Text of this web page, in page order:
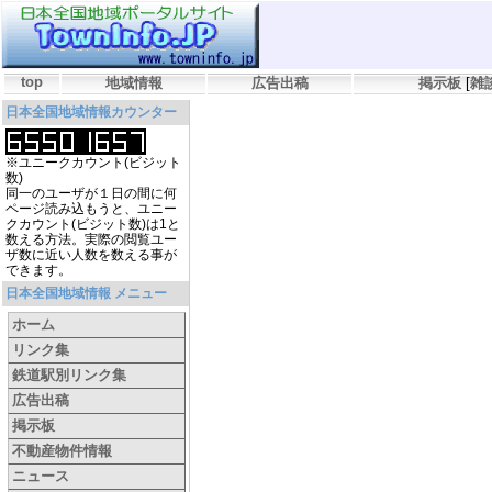
top 地域情報 広告出稿 掲示板 [雑
日本全国地域情報カウンター
※ユニークカウント(ビジット
数)
同一のユーザが１日の間に何
ページ読み込もうと、ユニー
クカウント(ビジット数)は1と
数える方法。実際の閲覧ユー
ザ数に近い人数を数える事が
できます。
日本全国地域情報 メニュー
ホーム
リンク集
鉄道駅別リンク集
広告出稿
掲示板
不動産物件情報
ニュース